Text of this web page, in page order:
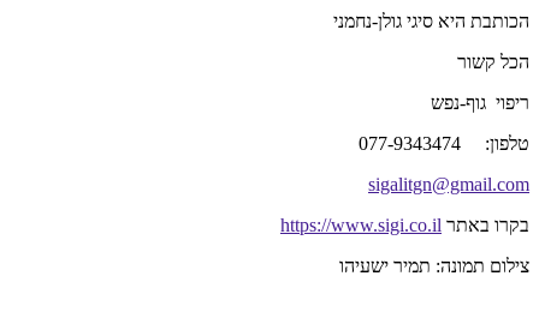
הכותבת היא סיגי גולן-נחמני
הכל קשור
ריפוי גוף-נפש
טלפון: 077-9343474
sigalitgn@gmail.com
בקרו באתר https://www.sigi.co.il
צילום תמונה: תמיר ישעיהו